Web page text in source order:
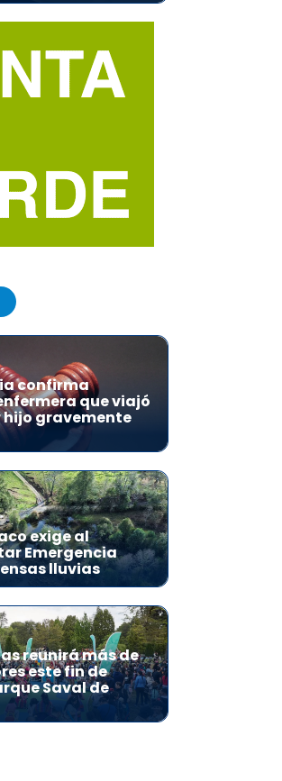
confirma
que viajó
hijo gravemente
exige al
Emergencia
lluvias
reunirá más de
este fin de
Saval de